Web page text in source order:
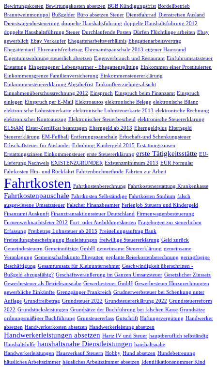
Bewirtungskosten Bewirtungskosten absetzen BGB Kündigungsfrist Bordellbetrieb
Branntweinmonopol Bußgelder Büro absetzen Steuer Dienstfahrrad Dienstreisen Ausland
Dienstwagenbesteuerung doppelte Haushaltsführung doppelte Haushaltsführung 2012
doppelte Haushaltsführung Steuer Durchlaufende Posten Dürfen Flüchtlinge arbeiten Ebay
gewerblich Ebay Verkäufer Ehegattenarbeitsverhältnis Ehegattenarbeitsvertrag
Ehegattentarif Ehrenamtsfreibetrag Ehrenamtspauschale 2013 eigener Hausstand
Eigentumswohnung steuerlich absetzen Eigenverbrauch und Restaurant Einfuhrumsatzsteuer
Erstattung Eingetragener Lebenspartner - Ehegattensplitting Einkommen einer Prostituierten
Einkommensgrenze Familienversicherung Einkommensteuererklärung
Einkommensteuererklärung Abgabefrist Einkünfteerzielungsabsicht
Einnahmenüberschussrechnung 2012 Einspruch Einspruch beim Finanzamt Einspruch
einlegen Einspruch per E-Mail Elektroautos elektronische Belege elektronische Bilanz
elektronische Lohnsteuerkarte elektronische Lohnsteuerkarte 2013 elektronische Rechnung
elektronischer Kontoauszug Elektronischer Steuerbescheid elektronische Steuererklärung
ELStAM Elster-Zertifikat beantragen Elterngeld ab 2013 Elterngeldplus Elterngeld
Steuererklärung EM-Fußball Entferungspauschale Erbschaft-und Schenkungsteuer
Erbschaftsteuer für Ausländer Erhöhung Kindergeld 2015 Erstattungszinsen
Erstattungszinsen Einkommensteuer erste Steuererklärung erste Tätigkeitsstätte EU-
Lieferung Nachweis EXISTENZGRÜNDER Existenzminimum 2013 EÜR Formular
Fahrkosten Hin- und Rückfahrt Fahrtenbuchmethode Fahrten zur Arbeit
Fahrtkosten Fahrtkostenberechnung Fahrtkostenerstattung Krankenkasse
Fahrtkostenpauschale Fahrtkosten Selbständige Fahrtkosten Studium falsch
ausgewiesene Umsatzsteuer Falscher Finanzbeamter Ferienjob Steuern und Kindergeld
Finanzamt Auskunft Finanztransaktionssteuer Deutschland Firmenwagenbesteuerung
Firmenweihnachtsfeier 2012 Fort- oder Ausbildungskosten Fragebogen zur steuerlichen
Erfassung Freibetrag Lohnsteuer ab 2015 Freistellungsauftrag Bank
Freistellungsbescheinigung Bauleistungen freiwillige Steuererklärung Geld zurück
Gemeindesteuern Gemeinnützige GmbH gemeinsame Steuererklärung gemeinsame
Veranlagung Gemeinschaftskonto Ehegatten geplante Reisekostenberechnung geringfügige
Beschäftigung Gesamtumsatz für Kleinunternehmer Geschwindigkeit überschritten -
Bußgeld abzugsfähig? Geschäftsveräußerung im Ganzen Umsatzsteuer Gesetzlicher Zinssatz
Gewerbesteuer als Betriebsausgabe Gewerbesteuer GmbH Gewerbesteuer Hinzurechnungen
gewerbliche Einkünfte Grenzgänger Frankreich Grudnerwerbsteuer bei Schenkung unter
Auflage Grundfreibetrag Grundsteuer 2022 Grundsteuererklärung 2022 Grundsteuerreform
2022 Grundstücksleistungen Grundsätze der Buchführung bei falschen Kasse Grundsätze
ordnungsmäßiger Buchführung Grunsteuererlass Gutschrift Haftungsvergütung Handwerker
absetzen Handwerkerkosten absetzen Handwerkerleistung absetzen
Handwerkerleistungen absetzen Hartz IV und Steuer hauptberuflich selbständig
Haushaltshilfe haushaltsnahe Dienstleistungen haushaltsnahe
Handwerkerleistungen Hausverkauf Steuern Hobby Hund absetzen Hundebetreuung
häusliches Arbeitszimmer häusliches Arbeitszimmer absetzen Identifikationsnummer Kind